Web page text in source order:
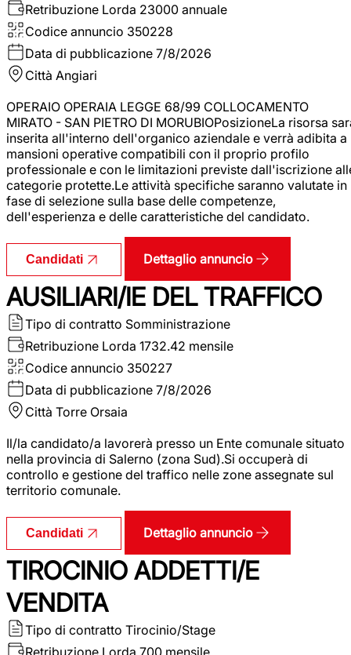
Retribuzione Lorda 23000 annuale
Codice annuncio 350228
Data di pubblicazione 7/8/2026
Città Angiari
OPERAIO OPERAIA LEGGE 68/99 COLLOCAMENTO
MIRATO - SAN PIETRO DI MORUBIOPosizioneLa risorsa
inserita all'interno dell'organico aziendale e verrà adibita a
mansioni operative compatibili con il proprio profilo
professionale e con le limitazioni previste dall'iscrizione
categorie protette.Le attività specifiche saranno valutate in
fase di selezione sulla base delle competenze,
dell'esperienza e delle caratteristiche del candidato.
Candidati Dettaglio annuncio
AUSILIARI/IE DEL TRAFFICO
Tipo di contratto Somministrazione
Retribuzione Lorda 1732.42 mensile
Codice annuncio 350227
Data di pubblicazione 7/8/2026
Città Torre Orsaia
Il/la candidato/a lavorerà presso un Ente comunale situato
nella provincia di Salerno (zona Sud).Si occuperà di
controllo e gestione del traffico nelle zone assegnate sul
territorio comunale.
Candidati Dettaglio annuncio
TIROCINIO ADDETTI/E
VENDITA
Tipo di contratto Tirocinio/Stage
Retribuzione Lorda 700 mensile